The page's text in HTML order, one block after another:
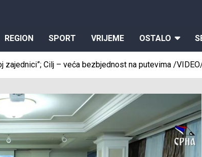
REGION SPORT VRIJEME OSTALO
zajednici”; Cilj – veća bezbjednost na putevima /